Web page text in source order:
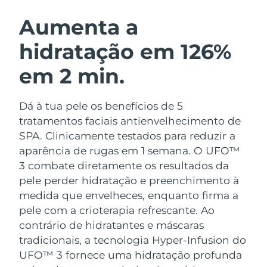
Aumenta a
hidratação em 126%
em 2 min.
Dá à tua pele os benefícios de 5
tratamentos faciais antienvelhecimento de
SPA. Clinicamente testados para reduzir a
aparência de rugas em 1 semana. O UFO™
3 combate diretamente os resultados da
pele perder hidratação e preenchimento à
medida que envelheces, enquanto firma a
pele com a crioterapia refrescante. Ao
contrário de hidratantes e máscaras
tradicionais, a tecnologia Hyper-Infusion do
UFO™ 3 fornece uma hidratação profunda
Limpeza facial
Anti-aging massage
LUNA™ 4 Plus
Massage, LED heating
LUNA™ 4 Men
For men, anti-aging massage
Microcurrent toning
BEAR™ 2 go
Microcurrent toning on-the-go
BEAR™ 2 eyes & lips
Microcurrent line smoothing device
Hidratação
UFO™ 3 kit
Deep facial hydration
UFO™ 3 LED
Near-infrared and red light therapy
device
Cuidado oral
issa™ 4
Hybrid silicone sonic toothbrush
issa™ 4 plus
Smart hybrid silicone sonic toothbrush
TRATAMENTO ANTIENVELHECIMENTO
FAQ™
Antienvelhecimento Tratamentos LED
Áustria
Barein Entrega prevista10/08/2026
Bélgica
Bermudas Entrega prevista
Bósnia e
Herzegovina
Entrega prevista12/08/2026
Brunei Entrega prevista14/08/2026
Bulgária Entrega prevista 09/08/2026
Canadá Entrega prevista13/08/2026
Chile Entrega prevista13/08/2026